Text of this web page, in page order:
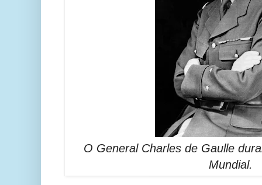
O General Charles de Gaulle
Mundial.